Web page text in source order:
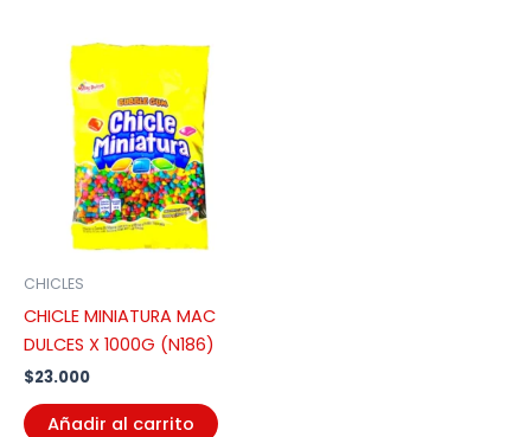
CHICLES
CHICLE MINIATURA MAC
DULCES X 1000G (N186)
$23.000
Añadir al carrito